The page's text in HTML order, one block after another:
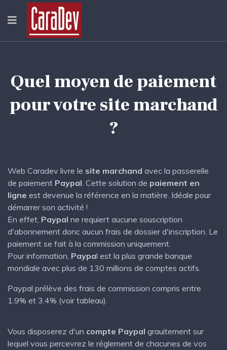
Quel moyen de paiement
pour votre site marchand
?
Web Caradev livre le site marchand avec la passerelle
de paiement Paypal. Cette solution de paiement en
ligne est devenue la référence en la matière. Idéale pour
démarrer son activité !
En effet, Paypal ne requiert aucune souscription
d'abonnement donc aucun frais de dossier d'inscription. Le
paiement se fait à la commission uniquement.
Pour information, Paypal est la plus grande banque
mondiale avec plus de 130 millions de comptes actifs.
Paypal prélève des frais de commission compris entre
1.9% et 3.4% (voir tableau).
Vous disposerez d'un compte Paypal grauitement sur
lequel vous percevrez le réglement de chacunes de vos